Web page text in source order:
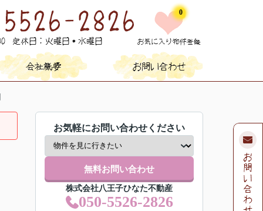
0
お気軽にお問い合わせください
無料お問い合わせ
株式会社八王子ひなた不動産
050-5526-2826